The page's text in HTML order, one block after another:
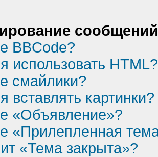
BBCode?
использовать HTML?
смайлики?
вставлять картинки?
«Объявление»?
«Прилепленная
«Тема закрыта»?